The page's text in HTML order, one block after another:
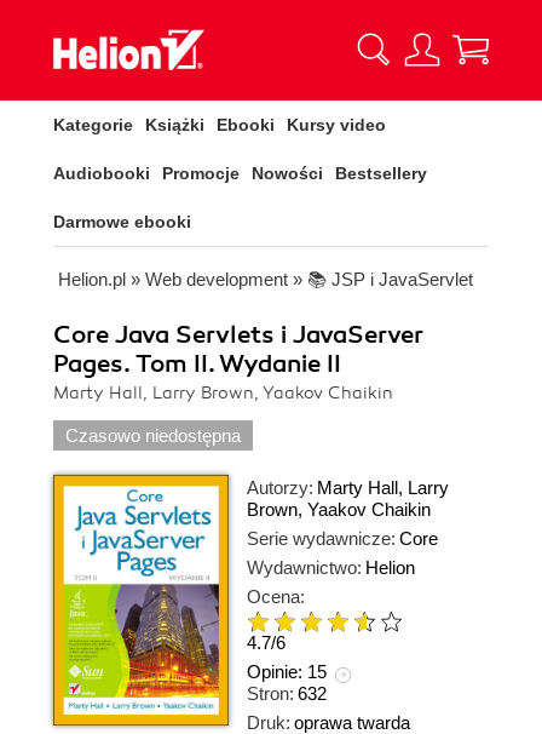
Kategorie Książki Ebooki Kursy video
Audiobooki Promocje Nowości Bestsellery
Darmowe ebooki
Helion.pl » Web development » 📚 JSP i JavaServlet
Core Java Servlets i JavaServer
Pages. Tom II. Wydanie II
Marty Hall, Larry Brown, Yaakov Chaikin
Czasowo niedostępna
Autorzy: Marty Hall, Larry
Brown, Yaakov Chaikin
Serie wydawnicze: Core
Wydawnictwo: Helion
Ocena:
4.7/6
Opinie: 15
Stron: 632
Druk: oprawa twarda